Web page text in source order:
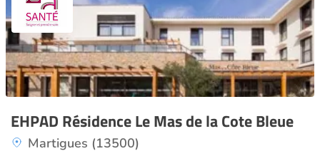
EHPAD Résidence Le Mas de la Cote Bleue
Martigues (13500)